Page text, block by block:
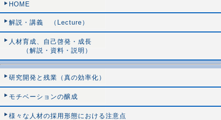
HOME
解説・講義 （Lecture）
人材育成、自己啓発・成長
（解説・資料・説明）
研究開発と残業（真の効率化）
モチベーションの醸成
様々な人材の採用形態における注意点